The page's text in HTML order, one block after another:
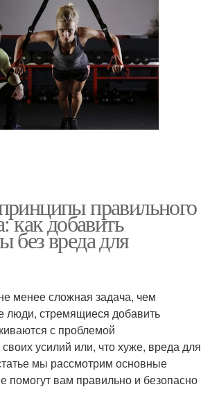
правильного
как добавить
без вреда для
менее сложная задача, чем
люди, стремящиеся добавить
с проблемой
усилий или, что хуже, вреда для
мы рассмотрим основные
помогут вам правильно и безопасно